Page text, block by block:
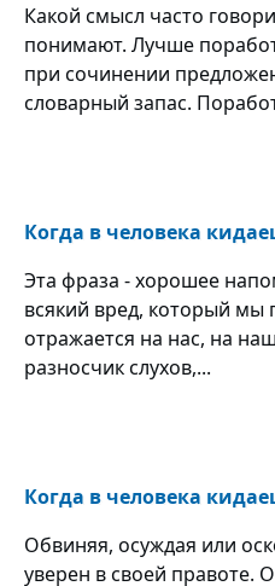
Какой смысл часто
понимают. Лучше
при сочинении
словарный запас.
Когда в человека
Эта фраза - хорошее
всякий вред, который
отражается на нас, на
разносчик слухов,...
Когда в человека
Обвиняя, осуждая или
уверен в своей правоте.